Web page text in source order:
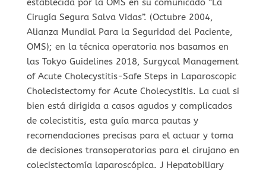
establecida por la OMS en su comunicado “La
Cirugía Segura Salva Vidas”. (Octubre 2004,
Alianza Mundial Para la Seguridad del Paciente,
OMS); en la técnica operatoria nos basamos en
las Tokyo Guidelines 2018, Surgycal Management
of Acute Cholecystitis-Safe Steps in Laparoscopic
Cholecistectomy for Acute Cholecystitis. La cual si
bien está dirigida a casos agudos y complicados
de colecistitis, esta guía marca pautas y
recomendaciones precisas para el actuar y toma
de decisiones transoperatorias para el cirujano en
colecistectomía laparoscópica. J Hepatobiliary